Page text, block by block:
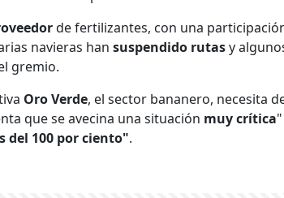
de fertilizantes, con una
navieras han suspendido rutasy
gremio.
Oro Verde, el sector bananero, necesita
que se avecina una situación muy crítica
del 100 por ciento".